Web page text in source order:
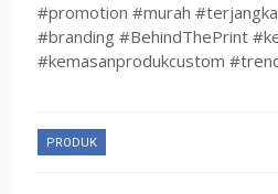
#promotion #murah
#branding #BehindThePrint
#kemasanprodukcustom
PRODUK